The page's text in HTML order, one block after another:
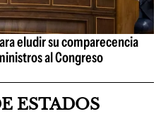
eludir su comparecencia
al Congreso
ESTADOS